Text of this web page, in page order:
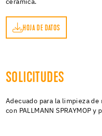
cerámica.
HOJA DE DATOS
SOLICITUDES
Adecuado para la limpieza
con PALLMANN SPRAYMOP y